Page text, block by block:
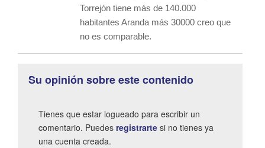
Torrejón tiene más de 140.000
habitantes Aranda más 30000 creo que
no es comparable.
Su opinión sobre este contenido
Tienes que estar logueado para escribir un
comentario. Puedes registrarte si no tienes ya
una cuenta creada.